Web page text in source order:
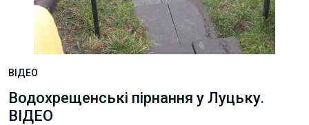
ВІДЕО
Водохрещенські пірнання у Луцьку.
ВІДЕО